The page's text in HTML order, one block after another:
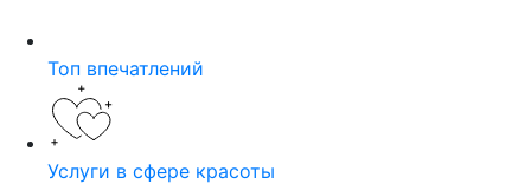
Топ впечатлений
Услуги в сфере красоты